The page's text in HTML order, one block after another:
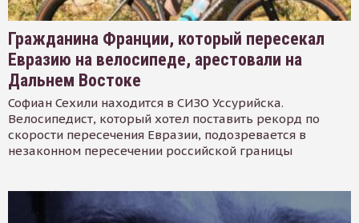
Гражданина Франции, который пересекал
Евразию на велосипеде, арестовали на
Дальнем Востоке
Софиан Сехили находится в СИЗО Уссурийска.
Велосипедист, который хотел поставить рекорд по
скорости пересечения Евразии, подозревается в
незаконном пересечении российской границы